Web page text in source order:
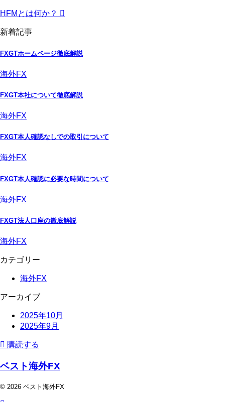
HFMとは何か？
新着記事
FXGTホームページ徹底解説
海外FX
FXGT本社について徹底解説
海外FX
FXGT本人確認なしでの取引について
海外FX
FXGT本人確認に必要な時間について
海外FX
FXGT法人口座の徹底解説
海外FX
カテゴリー
海外FX
アーカイブ
2025年10月
2025年9月
購読する
ベスト海外FX
© 2026 ベスト海外FX